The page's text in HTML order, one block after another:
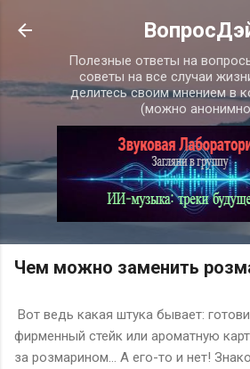
К основному
Полезные ответы на
советы на все случаи
делитесь своим мнением в
(можно
Чем можно заменить
Вот ведь какая штука бывает:
фирменный стейк или ароматную
за розмарином… А его-то и нет!